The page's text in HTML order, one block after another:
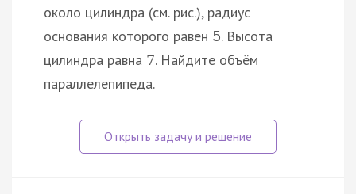
около цилиндра (см. рис.), радиус
основания которого равен 5. Высота
цилиндра равна 7. Найдите объём
параллелепипеда.